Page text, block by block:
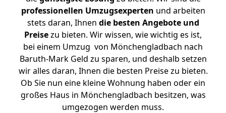
professionellen Umzugsexperten und arbeiten
stets daran, Ihnen die besten Angebote und
Preisezu bieten. Wir wissen, wie wichtig es ist,
bei einem Umzug von Mönchengladbach nach
Baruth-Mark Geld zu sparen, und deshalb setzen
wir alles daran, Ihnen die besten Preise zu bieten.
Ob Sie nun eine kleine Wohnung haben oder ein
großes Haus in Mönchengladbach besitzen, was
umgezogen werden muss.